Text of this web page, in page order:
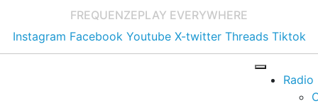
FREQUENZEPLAY EVERYWHERE
Instagram Facebook Youtube X-twitter Threads Tiktok
Radio